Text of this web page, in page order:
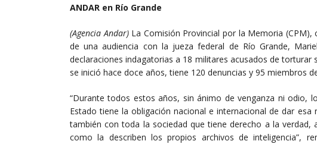
ANDAR en Río Grande
(Agencia Andar) La Comisión Provincial por la Memoria
de una audiencia con la jueza federal de Río Grande,
declaraciones indagatorias a 18 militares acusados de torturar
se inició hace doce años, tiene 120 denuncias y 95 miembros
“Durante todos estos años, sin ánimo de venganza ni odio,
Estado tiene la obligación nacional e internacional de dar
también con toda la sociedad que tiene derecho a la
como la describen los propios archivos de inteligencia”,